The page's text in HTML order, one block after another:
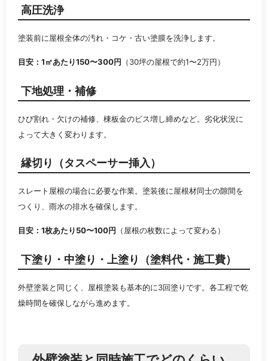
高圧洗浄
塗装前に屋根全体の汚れ・コケ・古い塗膜を洗浄します。
目安：1㎡あたり150〜300円 （30坪の屋根で約1〜2万円）
下地処理・補修
ひび割れ・欠けの補修、棟板金のビス増し締めなど。劣化状況に
よって大きく変わります。
縁切り（タスペーサー挿入）
スレート屋根の場合に必要な作業。塗装後に屋根材同士の隙間を
つくり、雨水の排水を確保します。
目安：1枚あたり50〜100円 （屋根の枚数によって変わる）
下塗り・中塗り・上塗り（塗料代・施工費）
外壁塗装と同じく、屋根塗装も基本的に3回塗りです。各工程で乾
燥時間を確保しながら進めます。